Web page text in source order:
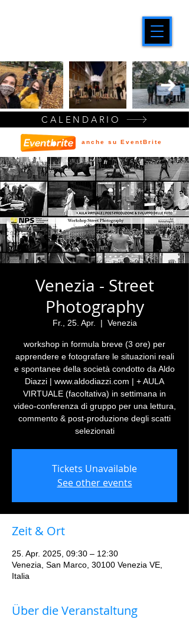
Venezia - Street
Photography
Fr., 25. Apr.
  |
Venezia
workshop in formula breve (3 ore) per
apprendere e fotografare le situazioni reali
e spontanee della società condotto da Aldo
Diazzi | www.aldodiazzi.com | + AULA
VIRTUALE (facoltativa) in settimana in
video-conferenza di gruppo per una lettura,
commento & post-produzione degli scatti
selezionati
Tickets Unavailable
See other events
Zeit & Ort
25. Apr. 2025, 09:30 – 12:30
Venezia, San Marco, 30100 Venezia VE,
Italia
Über die Veranstaltung
CALENDARIO
anche su EventBrite